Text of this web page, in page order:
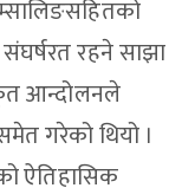
रहने साझा
आन्दोलनले
गरेको थियो ।
ऐतिहासिक